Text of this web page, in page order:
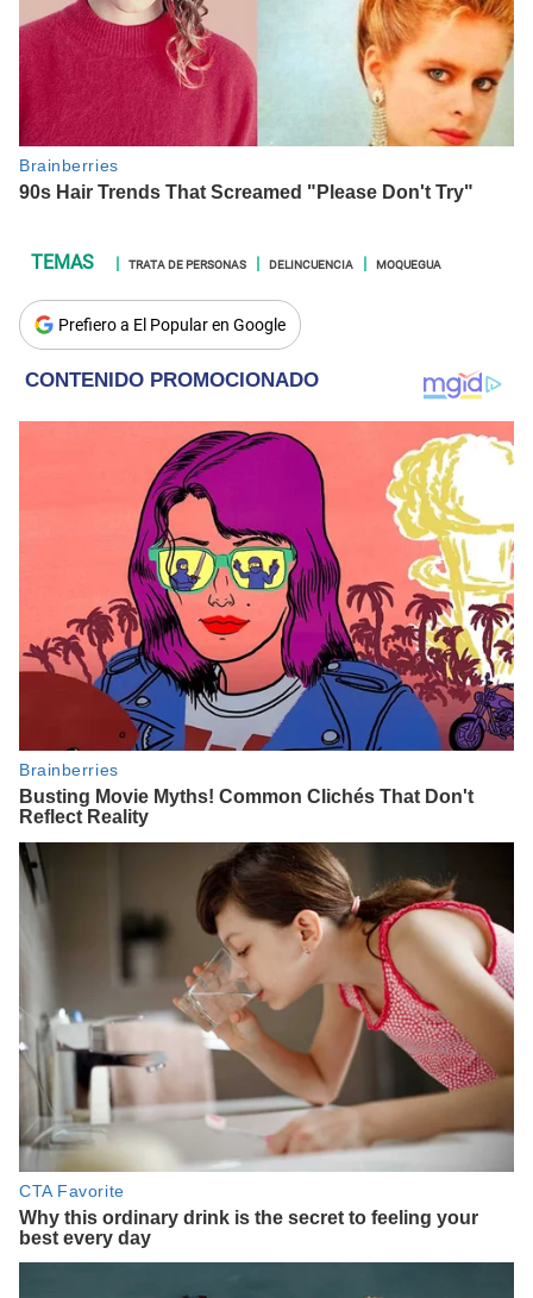
TRATA DE PERSONAS DELINCUENCIA MOQUEGUA
Prefiero a El Popular en Google